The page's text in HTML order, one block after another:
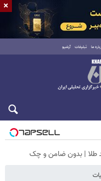
ما تبلیغات آرشیو
×